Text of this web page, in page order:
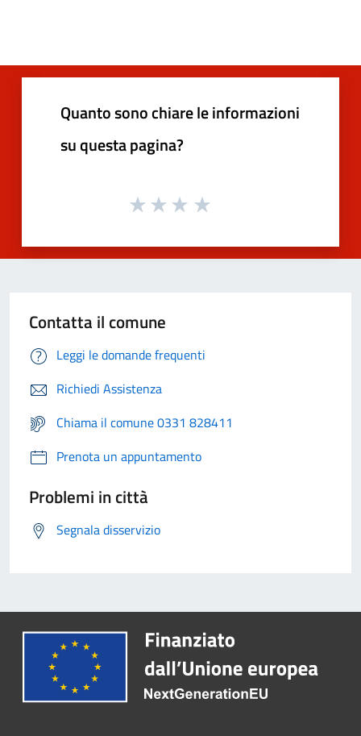
Quanto sono chiare le informazioni
su questa pagina?
Contatta il comune
Leggi le domande frequenti
Richiedi Assistenza
Chiama il comune 0331 828411
Prenota un appuntamento
Problemi in città
Segnala disservizio